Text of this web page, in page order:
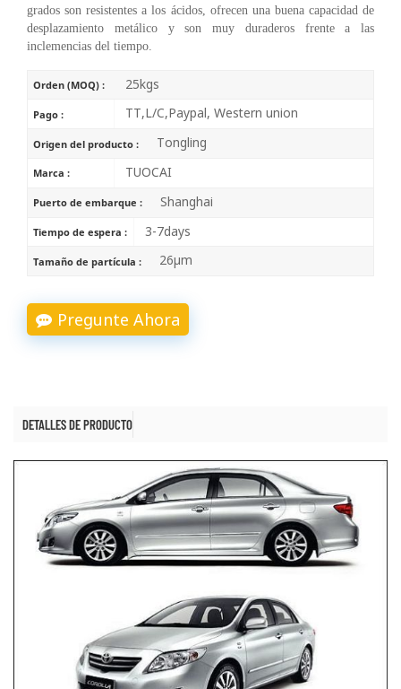
grados son resistentes a los ácidos, ofrecen una buena capacidad de
desplazamiento metálico y son muy duraderos frente a las
inclemencias del tiempo.
Orden (MOQ) : 25kgs
Pago : TT,L/C,Paypal, Western union
Origen del producto : Tongling
Marca : TUOCAI
Puerto de embarque : Shanghai
Tiempo de espera : 3-7days
Tamaño de partícula : 26μm
Pregunte Ahora
DETALLES DE PRODUCTO